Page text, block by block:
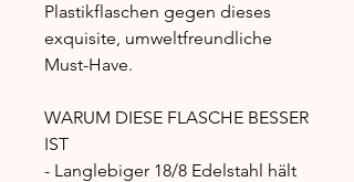
Plastikflaschen gegen dieses
exquisite, umweltfreundliche
Must-Have.
WARUM DIESE FLASCHE BESSER
IST
- Langlebiger 18/8 Edelstahl hält